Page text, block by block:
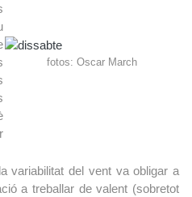
fotos: Oscar March
variabilitat del vent va obligar a
a treballar de valent (sobretot